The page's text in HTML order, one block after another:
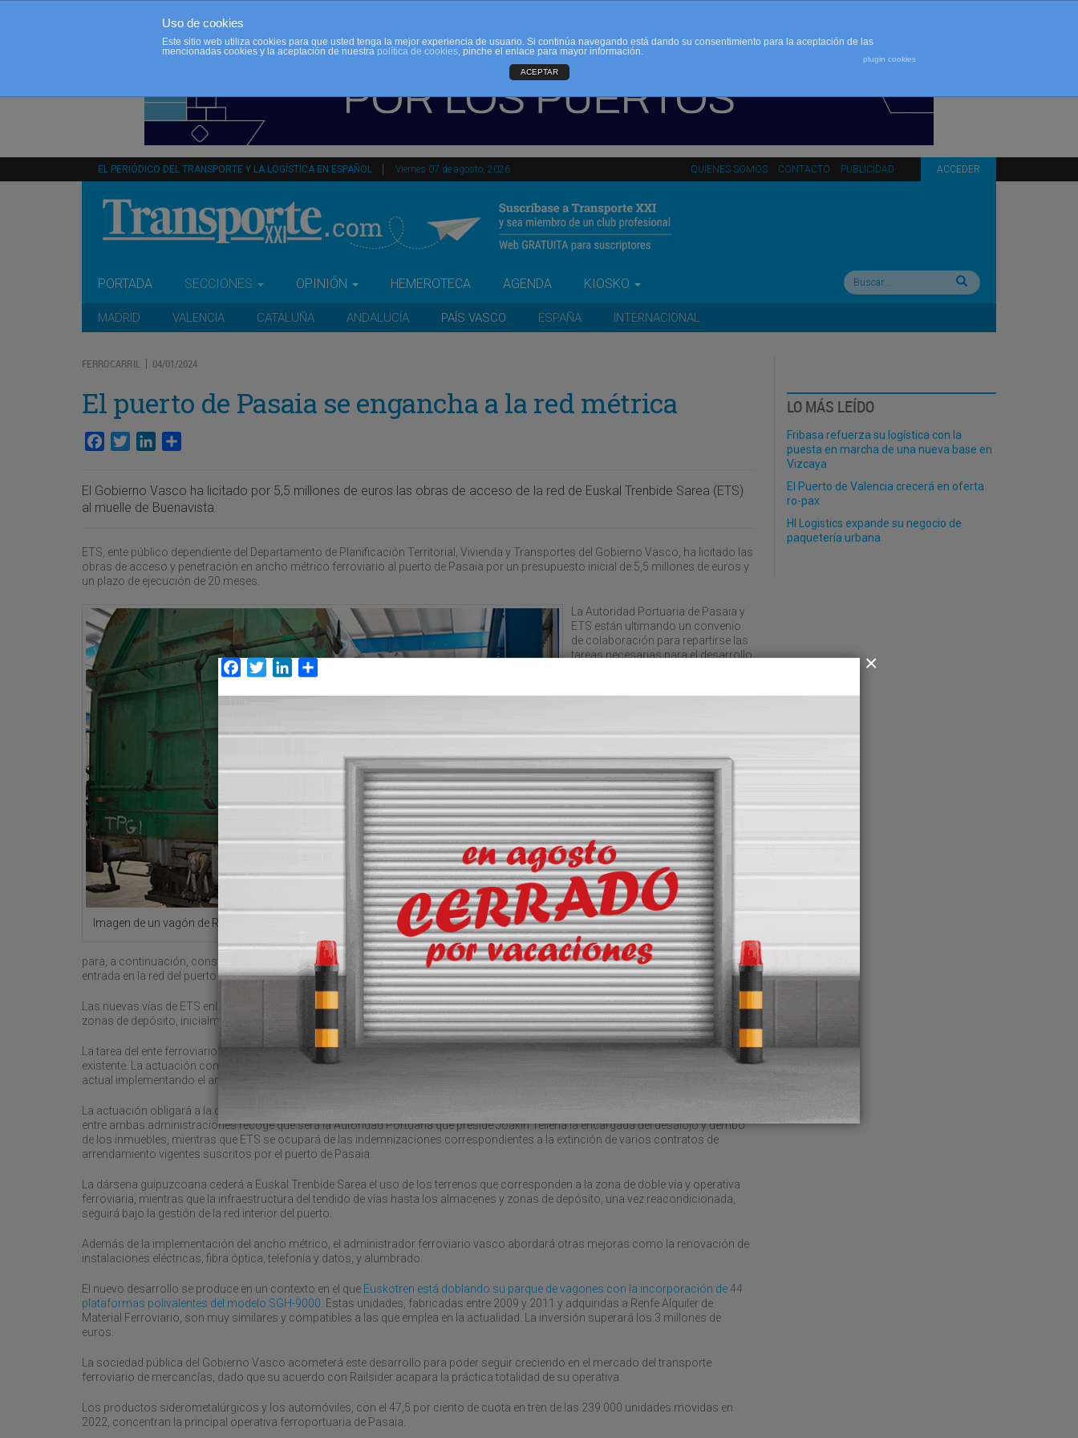
QUIENES SOMOS CONTACTO PUBLICIDAD ACCEDER
EL PERIÓDICO DEL TRANSPORTE Y LA LOGÍSTICA EN ESPAÑOL Viernes 07 de agosto, 2026
PORTADA SECCIONES OPINIÓN HEMEROTECA AGENDA KIOSKO Buscar:
MADRID VALENCIA CATALUÑA ANDALUCÍA PAÍS VASCO ESPAÑA INTERNACIONAL
FERROCARRIL 04/01/2024
El puerto de Pasaia se engancha a la red métrica
Facebook
TwitterLinkedIn
El Gobierno Vasco ha licitado por 5,5 millones de euros las obras de acceso de la red de Euskal Trenbide Sarea (ETS)
al muelle de Buenavista.
ETS, ente público dependiente del Departamento de Planificación Territorial, Vivienda y Transportes del Gobierno Vasco, ha licitado las
obras de acceso y penetración en ancho métrico ferroviario al puerto de Pasaia por un presupuesto inicial de 5,5 millones de euros y
un plazo de ejecución de 20 meses.
Imagen de un vagón de Railsider en las instalaciones de Algeposa en el puerto de Pasaia.
La Autoridad Portuaria de Pasaia y
ETS están ultimando un convenio
de colaboración para repartirse las
tareas necesarias para el desarrollo
nueva infraestructura de
La actual línea de Euskotren entre
San Sebastián y Hendaya (Francia)
discurre, junto a las instalaciones
del puerto de Pasaia, en un tramo
descubierto, entre la salida del
soterramiento de la estación de
Herrera y la entrada al túnel bajo la
antigua carretera N-1, de unos 150
metros de longitud aproximada que
facilita la conexión.
En este tramo arrancará el desvío
en una sola vía hacia la izquierda
para, a continuación, construir una doble vía de ETS, que posibilite a las composiciones ferroviarias maniobrar y prepararse para su
entrada en la red del puerto o para su incorporación a la red ferroviaria vasca.
Las nuevas vías de ETS enlazarán con el actual trazado existente en el propio puerto de Pasaia y que discurre hasta los almacenes y
zonas de depósito, inicialmente en el muelle Buenavista.
La tarea del ente ferroviario vasco contempla incorporar el ancho métrico con un tercer hilo sobre la infraestructura ferroviaria
existente. La actuación comprende el enlace y definición de las nuevas vías de conexión y maniobra de ETS, y la renovación de la vía
actual implementando el ancho métrico e internacional.
La actuación obligará a la demolición de algunas edificaciones del puerto de Pasaia con uso de almacén y residencial. El convenio
entre ambas administraciones recoge que será la Autoridad Portuaria que preside Joakin Telleria la encargada del desalojo y derribo
de los inmuebles, mientras que ETS se ocupará de las indemnizaciones correspondientes a la extinción de varios contratos de
arrendamiento vigentes suscritos por el puerto de Pasaia.
La dársena guipuzcoana cederá a Euskal Trenbide Sarea el uso de los terrenos que corresponden a la zona de doble vía y operativa
ferroviaria, mientras que la infraestructura del tendido de vías hasta los almacenes y zonas de depósito, una vez reacondicionada,
seguirá bajo la gestión de la red interior del puerto.
Además de la implementación del ancho métrico, el administrador ferroviario vasco abordará otras mejoras como la renovación de
instalaciones eléctricas, fibra óptica, telefonía y datos, y alumbrado.
El nuevo desarrollo se produce en un contexto en el que Euskotren está doblando su parque de vagones con la incorporación de 44
plataformas polivalentes del modelo SGH-9000 . Estas unidades, fabricadas entre 2009 y 2011 y adquiridas a Renfe Alquiler de
Material Ferroviario, son muy similares y compatibles a las que emplea en la actualidad. La inversión superará los 3 millones de
euros.
La sociedad pública del Gobierno Vasco acometerá este desarrollo para poder seguir creciendo en el mercado del transporte
ferroviario de mercancías, dado que su acuerdo con Railsider acapara la práctica totalidad de su operativa.
Los productos siderometalúrgicos y los automóviles, con el 47,5 por ciento de cuota en tren de las 239.000 unidades movidas en
2022, concentran la principal operativa ferroportuaria de Pasaia.
LO MÁS LEÍDO
Fribasa refuerza su logística con la
puesta en marcha de una nueva base en
Vizcaya
El Puerto de Valencia crecerá en oferta
ro-pax
HI Logistics expande su negocio de
paquetería urbana
Uso de cookies
Este sitio web utiliza cookies para que usted tenga la mejor experiencia de usuario. Si continúa navegando está dando su consentimiento para la aceptación de las
mencionadas cookies y la aceptación de nuestra política de cookies, pinche el enlace para mayor información.
plugin cookies
ACEPTAR
Facebook
TwitterLinkedIn